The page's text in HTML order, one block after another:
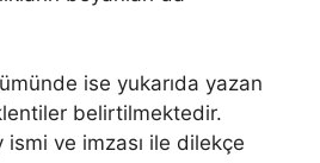
ise yukarıda yazan
belirtilmektedir.
ismi ve imzası ile dilekçe